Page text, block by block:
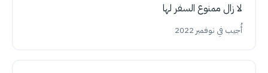
لا زال ممنوع السفر لها
أُجيب في نوفمبر 2022